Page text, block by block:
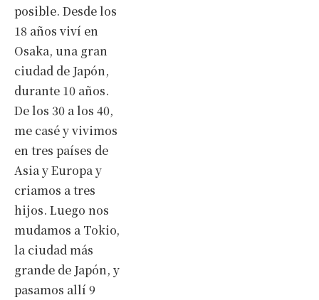
posible. Desde los
18 años viví en
Osaka, una gran
ciudad de Japón,
durante 10 años.
De los 30 a los 40,
me casé y vivimos
en tres países de
Asia y Europa y
criamos a tres
hijos. Luego nos
mudamos a Tokio,
la ciudad más
grande de Japón, y
pasamos allí 9